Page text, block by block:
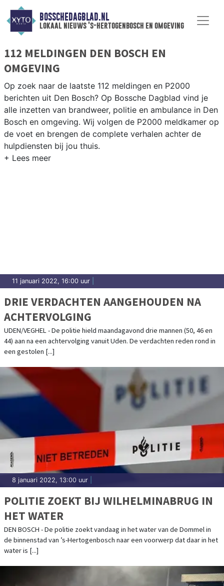
BOSSCHEDAGBLAD.NL
lokaal nieuws 's-hertogenbosch en omgeving
112 MELDINGEN DEN BOSCH EN
OMGEVING
Op zoek naar de laatste 112 meldingen en P2000
berichten uit Den Bosch? Op Bossche Dagblad vind je
alle inzetten van brandweer, politie en ambulance in Den
Bosch en omgeving. Wij volgen de P2000 meldkamer op
de voet en brengen de complete verhalen achter de
hulpdiensten bij jou thuis.
11 januari 2022, 16:00 uur
DRIE VERDACHTEN AANGEHOUDEN NA
ACHTERVOLGING
UDEN/VEGHEL - De politie hield maandagavond drie mannen (50, 46 en
44) aan na een achtervolging vanuit Uden. De verdachten reden rond in
een gestolen [...]
8 januari 2022, 13:00 uur
POLITIE ZOEKT BIJ WILHELMINABRUG IN
HET WATER
DEN BOSCH - De politie zoekt vandaag in het water van de Dommel in
de binnenstad van ’s-Hertogenbosch naar een voorwerp dat daar in het
water is [...]